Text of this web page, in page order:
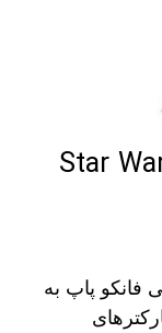
فانکو پاپ به